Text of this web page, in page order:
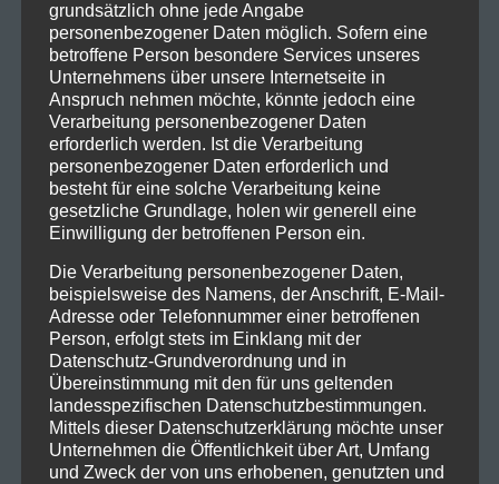
grundsätzlich ohne jede Angabe
personenbezogener Daten möglich. Sofern eine
betroffene Person besondere Services unseres
Unternehmens über unsere Internetseite in
Anspruch nehmen möchte, könnte jedoch eine
Verarbeitung personenbezogener Daten
erforderlich werden. Ist die Verarbeitung
personenbezogener Daten erforderlich und
besteht für eine solche Verarbeitung keine
gesetzliche Grundlage, holen wir generell eine
Einwilligung der betroffenen Person ein.
Die Verarbeitung personenbezogener Daten,
beispielsweise des Namens, der Anschrift, E-Mail-
Adresse oder Telefonnummer einer betroffenen
Person, erfolgt stets im Einklang mit der
Datenschutz-Grundverordnung und in
Übereinstimmung mit den für uns geltenden
landesspezifischen Datenschutzbestimmungen.
Mittels dieser Datenschutzerklärung möchte unser
Unternehmen die Öffentlichkeit über Art, Umfang
und Zweck der von uns erhobenen, genutzten und